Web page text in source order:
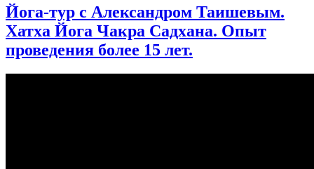
Наше
величайшее
Йога-тур с Александром Таишевым.
Хатха Йога Чакра Садхана. Опыт
проведения более 15 лет.